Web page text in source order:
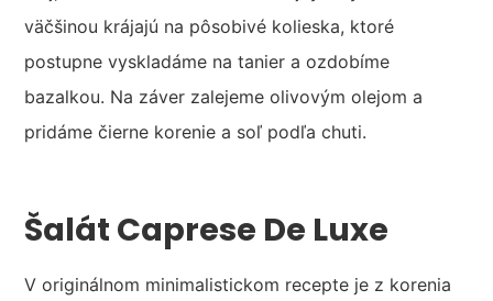
väčšinou krájajú na pôsobivé kolieska, ktoré
postupne vyskladáme na tanier a ozdobíme
bazalkou. Na záver zalejeme olivovým olejom a
pridáme čierne korenie a soľ podľa chuti.
Šalát Caprese De Luxe
V originálnom minimalistickom recepte je z korenia